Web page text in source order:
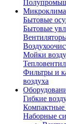
Бытовые
Бытовые
Мойки
Фильтры и
воздуха
Гибкие
Компактные
Наборные